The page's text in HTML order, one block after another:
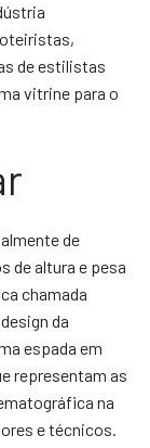
de estilistas
vitrine para o
de
de altura e pesa
chamada
da
espada em
representam as
na
e técnicos.